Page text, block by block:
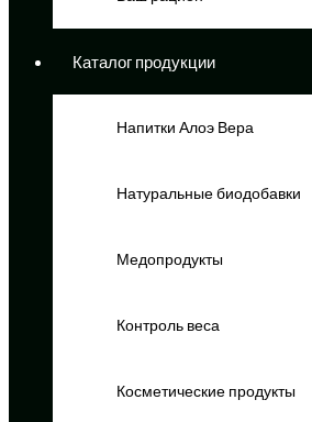
Каталог продукции
Напитки Алоэ Вера
Натуральные биодобавки
Медопродукты
Контроль веса
Косметические продукты